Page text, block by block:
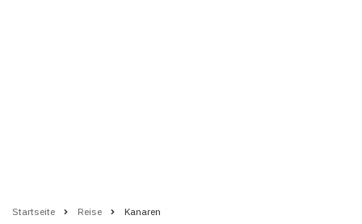
Startseite Reise Kanaren